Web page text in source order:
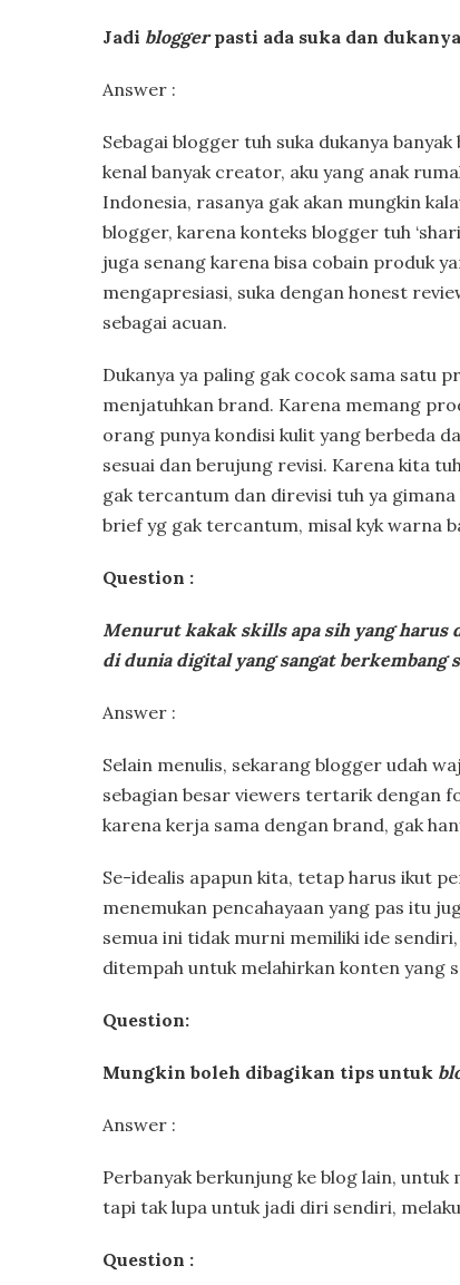
Jadi bloggerpasti ada suka dan
Answer :
Sebagai blogger tuh suka dukanya
kenal banyak creator, aku yang anak
Indonesia, rasanya gak akan mungkin
blogger, karena konteks blogger tuh
juga senang karena bisa cobain produk
mengapresiasi, suka dengan honest
sebagai acuan.
Dukanya ya paling gak cocok sama satu
menjatuhkan brand. Karena memang
orang punya kondisi kulit yang berbeda
sesuai dan berujung revisi. Karena kita
gak tercantum dan direvisi tuh ya
brief yg gak tercantum, misal kyk warna
Question :
Menurut kakak skills apa sih yang
di dunia digital yang sangat berkembang
Answer :
Selain menulis, sekarang blogger udah
sebagian besar viewers tertarik dengan
karena kerja sama dengan brand, gak
Se-idealis apapun kita, tetap harus ikut
menemukan pencahayaan yang pas itu
semua ini tidak murni memiliki ide
ditempah untuk melahirkan konten yang
Question:
Mungkin boleh dibagikan tips untuk
Answer :
Perbanyak berkunjung ke blog lain,
tapi tak lupa untuk jadi diri sendiri,
Question :